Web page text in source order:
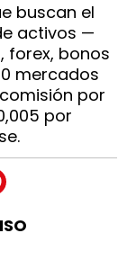
buscan el
activos —
forex, bonos
mercados
por
por